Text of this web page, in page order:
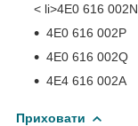
< li>4E0 616 002N
4E0 616 002P
4E0 616 002Q
4E4 616 002A
Приховати